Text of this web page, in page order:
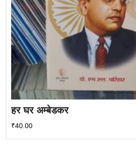
हर घर अम्बेडकर
₹40.00